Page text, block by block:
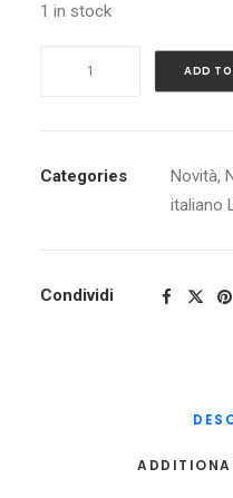
1 in stock
ADD
Categories Novità,
italiano
Condividi